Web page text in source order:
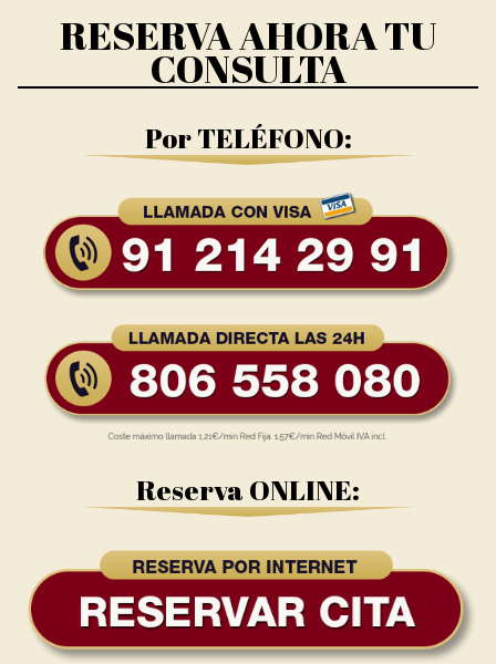
RESERVA AHORA TU
CONSULTA
Por TELÉFONO:
Reserva ONLINE: